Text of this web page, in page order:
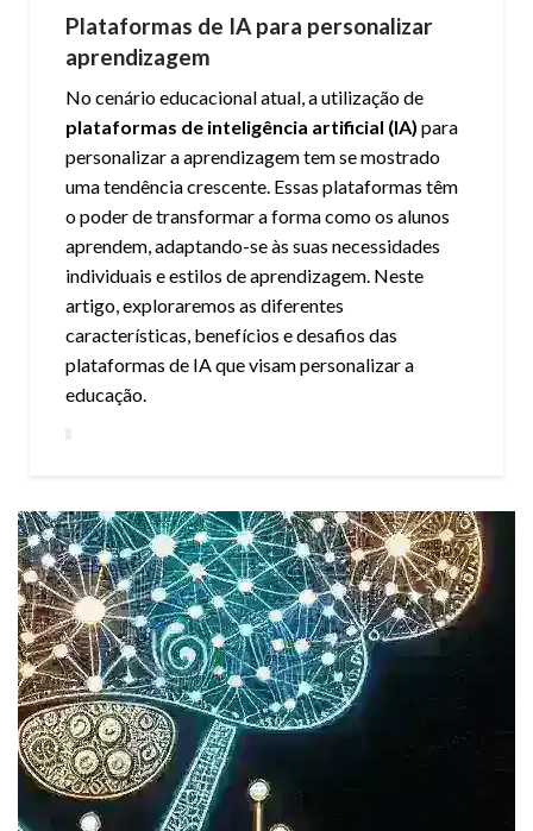
Plataformas de IA para personalizar
aprendizagem
No cenário educacional atual, a utilização de
plataformas de inteligência artificial (IA) para
personalizar a aprendizagem tem se mostrado
uma tendência crescente. Essas plataformas têm
o poder de transformar a forma como os alunos
aprendem, adaptando-se às suas necessidades
individuais e estilos de aprendizagem. Neste
artigo, exploraremos as diferentes
características, benefícios e desafios das
plataformas de IA que visam personalizar a
educação.